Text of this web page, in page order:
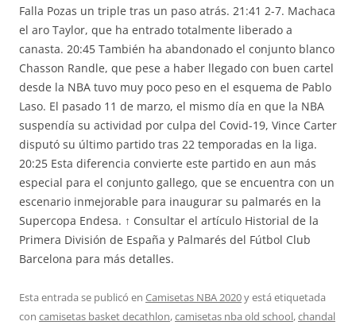
Falla Pozas un triple tras un paso atrás. 21:41 2-7. Machaca
el aro Taylor, que ha entrado totalmente liberado a
canasta. 20:45 También ha abandonado el conjunto blanco
Chasson Randle, que pese a haber llegado con buen cartel
desde la NBA tuvo muy poco peso en el esquema de Pablo
Laso. El pasado 11 de marzo, el mismo día en que la NBA
suspendía su actividad por culpa del Covid-19, Vince Carter
disputó su último partido tras 22 temporadas en la liga.
20:25 Esta diferencia convierte este partido en aun más
especial para el conjunto gallego, que se encuentra con un
escenario inmejorable para inaugurar su palmarés en la
Supercopa Endesa. ↑ Consultar el artículo Historial de la
Primera División de España y Palmarés del Fútbol Club
Barcelona para más detalles.
Esta entrada se publicó en Camisetas NBA 2020y está etiquetada
con camisetas basket decathlon,camisetas nba old school,chandal